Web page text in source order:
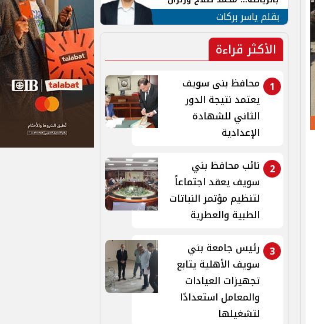
الهوية في الشارع التركي
بقلم ياسر بركات
الأكثر قراءة
1
محافظ بنى سويف
يعتمد نتيجة الدور
الثاني للشهادة
الإعدادية
2
نائب محافظ بني
سويف يعقد اجتماعاً
لتنظيم مؤتمر النباتات
الطبية والعطرية
3 رئيس جامعة بني
سويف الأهلية يتابع
تجهيزات العيادات
والمعامل استعدادًا
لتشغيلها